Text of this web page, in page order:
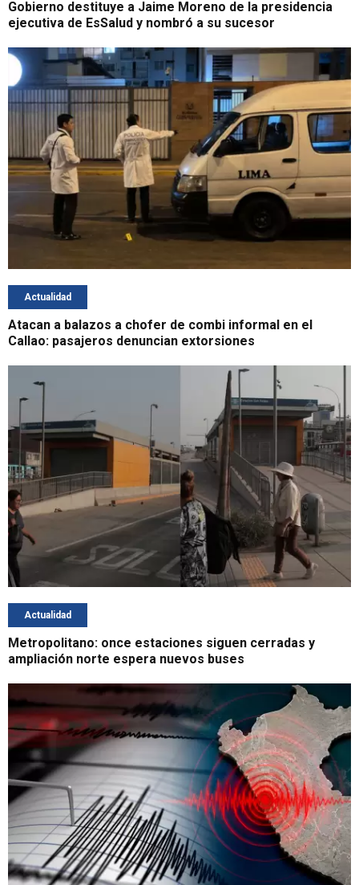
Gobierno destituye a Jaime Moreno de la presidencia
ejecutiva de EsSalud y nombró a su sucesor
Actualidad
Atacan a balazos a chofer de combi informal en el
Callao: pasajeros denuncian extorsiones
Actualidad
Metropolitano: once estaciones siguen cerradas y
ampliación norte espera nuevos buses